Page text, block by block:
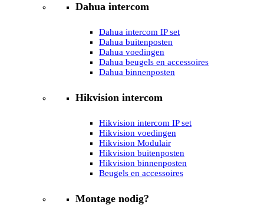
Dahua intercom
Dahua intercom IP set
Dahua buitenposten
Dahua voedingen
Dahua beugels en accessoires
Dahua binnenposten
Hikvision intercom
Hikvision intercom IP set
Hikvision voedingen
Hikvision Modulair
Hikvision buitenposten
Hikvision binnenposten
Beugels en accessoires
Montage nodig?